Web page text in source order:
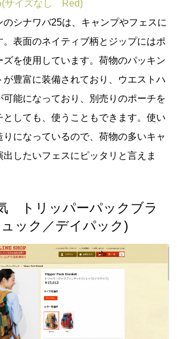
サイズなし Red)
のシナワバ25は、キャンプやフェスに
表面のネイティブ柄とジップにはポ
ズを使用しています。荷物のパッキン
が豊富に装備されており、ウエストハ
可能になっており、別売りのポーチを
しても、使うこともできます。使い
になっているので、荷物の多いキャ
したいフェスにピッタリと言えま
トリッパーパックブラ
ック／デイパック)